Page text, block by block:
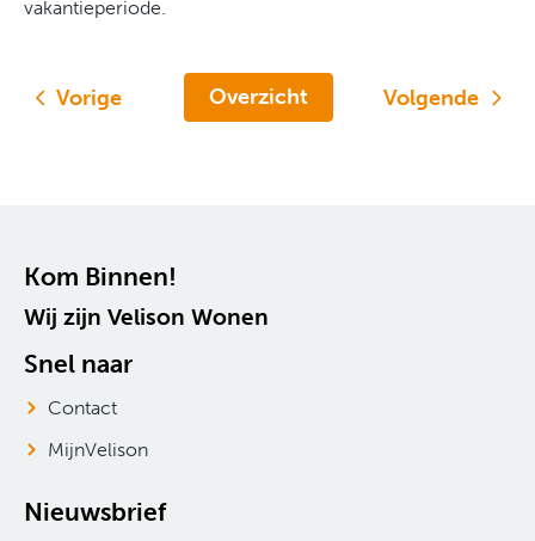
vakantieperiode.
Volgende
Overzicht
Vorige
Contactinformatie
Kom Binnen!
Wij zijn Velison Wonen
Snel naar
Contact
MijnVelison
Nieuwsbrief